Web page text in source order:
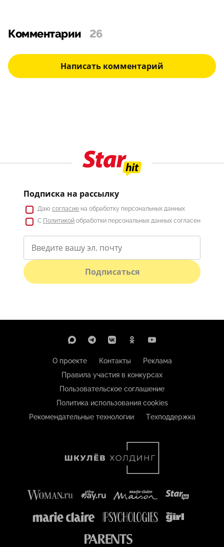
Комментарии 26
Написать комментарий
Подписка на рассылку
Даю согласие на обработку персональных данных
С Политикой обработки персональных данных согласен
Подписаться
О проекте Контакты
Реклама
Правила участия в конкурсах
Пользовательское соглашение
Политика использования cookies
Рекомендательные технологии
Техподдержка